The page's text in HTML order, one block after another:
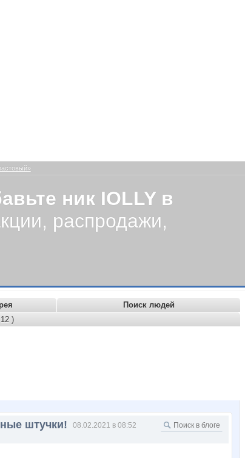
ник IOLLY в
распродажи,
Поиск людей
)
штучки!
08.02.2021 в 08:52